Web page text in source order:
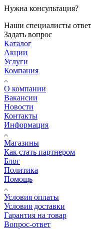
Нужна консультация?
Наши специалисты
Задать вопрос
Каталог
Акции
Услуги
Компания
О компании
Вакансии
Новости
Контакты
Информация
Магазины
Как стать партнером
Блог
Политика
Помощь
Условия оплаты
Условия доставки
Гарантия на товар
Вопрос-ответ